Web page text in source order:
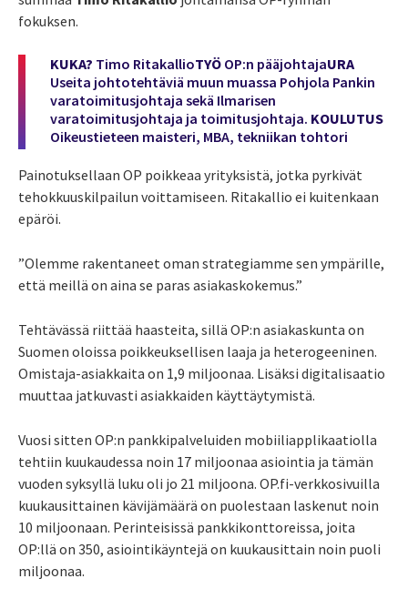
fokuksen.
KUKA? Timo RitakallioTYÖ OP:n pääjohtajaURA
Useita johtotehtäviä muun muassa Pohjola Pankin
varatoimitusjohtaja sekä Ilmarisen
varatoimitusjohtaja ja toimitusjohtaja. KOULUTUS
Oikeustieteen maisteri, MBA, tekniikan tohtori
Painotuksellaan OP poikkeaa yrityksistä, jotka pyrkivät
tehokkuuskilpailun voittamiseen. Ritakallio ei kuitenkaan
epäröi.
”Olemme rakentaneet oman strategiamme sen ympärille,
että meillä on aina se paras asiakaskokemus.”
Tehtävässä riittää haasteita, sillä OP:n asiakaskunta on
Suomen oloissa poikkeuksellisen laaja ja heterogeeninen.
Omistaja-asiakkaita on 1,9 miljoonaa. Lisäksi digitalisaatio
muuttaa jatkuvasti asiakkaiden käyttäytymistä.
Vuosi sitten OP:n pankkipalveluiden mobiili­applikaatiolla
tehtiin kuukaudessa noin 17 miljoonaa asiointia ja tämän
vuoden syksyllä luku oli jo 21 miljoona. OP.fi-verkkosivuilla
kuukausittainen kävijämäärä on puolestaan laskenut noin
10 miljoonaan. Perinteisissä pankkikonttoreissa, joita
OP:llä on 350, asiointikäyntejä on kuukausittain noin puoli
miljoonaa.